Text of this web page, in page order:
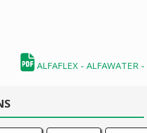
ALFAFLEX - ALFAWATER